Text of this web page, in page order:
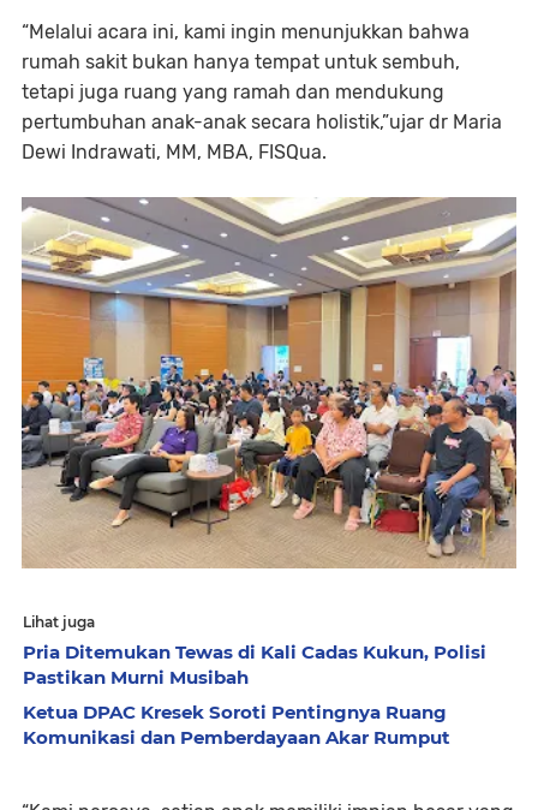
“Melalui acara ini, kami ingin menunjukkan bahwa
rumah sakit bukan hanya tempat untuk sembuh,
tetapi juga ruang yang ramah dan mendukung
pertumbuhan anak-anak secara holistik,”ujar dr Maria
Dewi Indrawati, MM, MBA, FISQua.
Lihat juga
Pria Ditemukan Tewas di Kali Cadas Kukun, Polisi
Pastikan Murni Musibah
Ketua DPAC Kresek Soroti Pentingnya Ruang
Komunikasi dan Pemberdayaan Akar Rumput